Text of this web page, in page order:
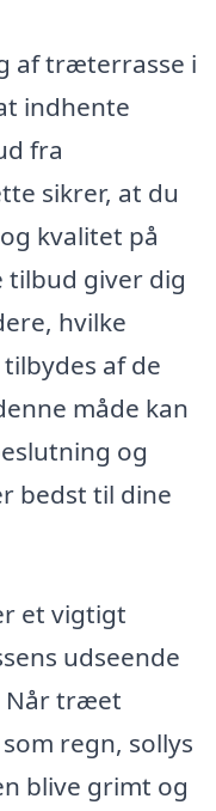
af træterrasse i
indhente
fra
sikrer, at du
kvalitet på
tilbud giver dig
hvilke
af de
måde kan
og
bedst til dine
et vigtigt
udseende
Når træet
regn, sollys
blive grimt og